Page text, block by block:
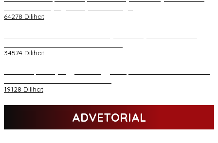
64278 Dilihat
34574 Dilihat
19128 Dilihat
ADVETORIAL